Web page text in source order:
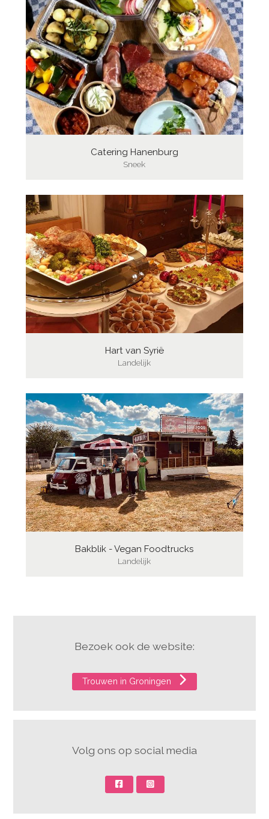
Catering Hanenburg
Sneek
Hart van Syrië
Landelijk
Bakblik - Vegan Foodtrucks
Landelijk
Bezoek ook de website:
Trouwen in Groningen
Volg ons op social media